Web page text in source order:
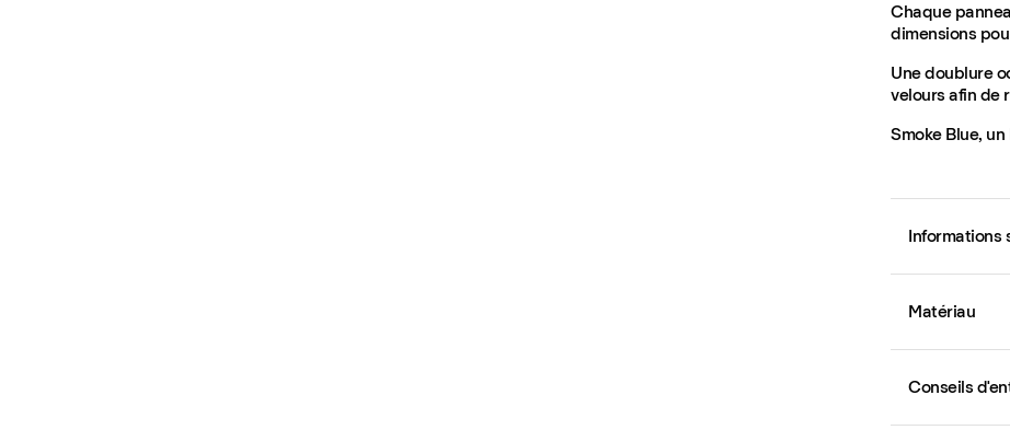
Chaque
dimensions
Une doublure
velours afin de
Smoke Blue,
Informations
Matériau
Conseils